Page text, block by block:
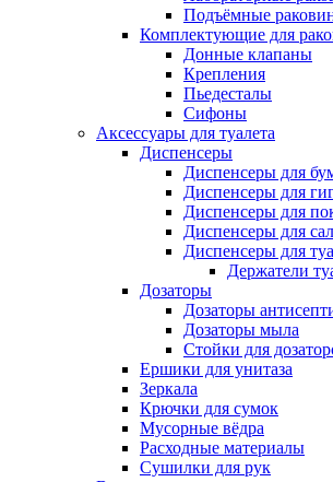
Подъёмные
Комплектующие для
Донные клапаны
Крепления
Пьедесталы
Сифоны
Аксессуары для туалета
Диспенсеры
Диспенсеры для
Диспенсеры для
Диспенсеры для
Диспенсеры для
Диспенсеры для
Держатели
Дозаторы
Дозаторы
Дозаторы мыла
Стойки для
Ершики для унитаза
Зеркала
Крючки для сумок
Мусорные вёдра
Расходные материалы
Сушилки для рук